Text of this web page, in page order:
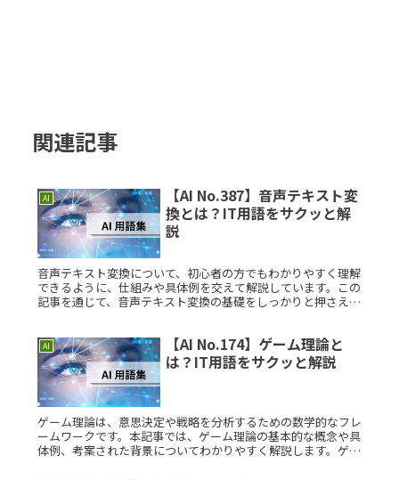
関連記事
AI
【AI No.387】音声テキスト変
換とは？IT用語をサクッと解
説
音声テキスト変換について、初心者の方でもわかりやすく理解
できるように、仕組みや具体例を交えて解説しています。この
記事を通じて、音声テキスト変換の基礎をしっかりと押さえま
AI
【AI No.174】ゲーム理論と
は？IT用語をサクッと解説
ゲーム理論は、意思決定や戦略を分析するための数学的なフレ
ームワークです。本記事では、ゲーム理論の基本的な概念や具
体例、考案された背景についてわかりやすく解説します。ゲー